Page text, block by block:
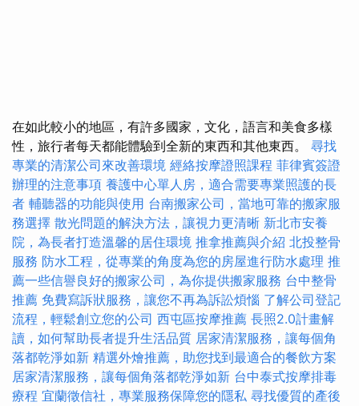
在如此較小的地區，有許多國家，文化，語言和美食多樣
性，旅行者每天都能體驗到全新的東西和其他東西。 尋找
專業的清潔公司來改善環境 經絡按摩證照課程 菲律賓簽證
辦理的注意事項 養護中心單人房，適合需要專業照護的長
者 輔聽器的功能與使用 台南搬家公司，當地可靠的搬家服
務選擇 散光問題的解決方法，讓視力更清晰 新北市安養
院，為長者打造溫馨的居住環境 推拿推薦與介紹 北投整骨
服務 防水工程，從專業的角度為您的房屋進行防水處理 推
薦一些信譽良好的搬家公司，為你提供搬家服務 台中整骨
推薦 免費寫訴狀服務，讓您不再為訴訟煩惱 了解公司登記
流程，輕鬆創立您的公司 西屯區按摩推薦 長照2.0計畫解
讀，如何幫助長者提升生活品質 居家清潔服務，讓每個角
落都乾淨如新 精選外燴推薦，助您找到最適合的餐飲方案
居家清潔服務，讓每個角落都乾淨如新 台中泰式按摩排毒
療程 宜蘭徵信社，專業服務保障您的隱私 尋找優質的產後